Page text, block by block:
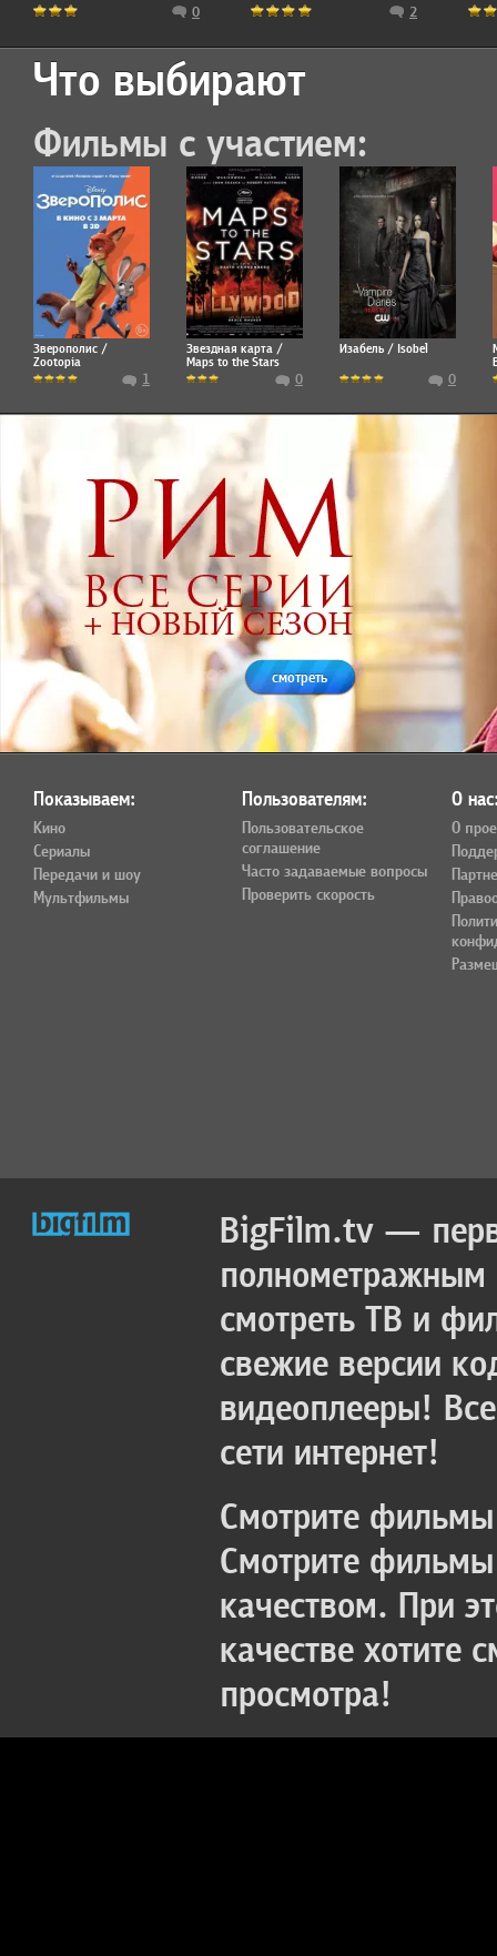
0 2
Что выбирают
Фильмы с участием:
Зверополис /
Zootopia
1
Звездная карта /
Maps to the Stars
0
Изабель / Isobel
0
смотреть
Показываем:
Кино
Сериалы
Передачи и шоу
Мультфильмы
Пользователям:
Пользовательское
соглашение
Часто задаваемые вопросы
Проверить скорость
О
О
BigFilm.tv —
полнометражным
смотреть ТВ и
свежие версии
видеоплееры!
сети интернет!
Смотрите
Смотрите
качеством. При
качестве хотите
просмотра!